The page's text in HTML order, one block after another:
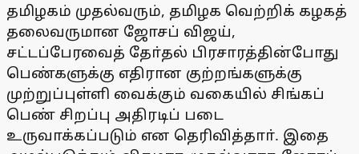
தமிழகம் முதல்வரும், தமிழக வெற்றிக் கழகத்
தலைவருமான ஜோசப் விஜய்,
சட்டப்பேரவைத் தோ்தல் பிரசாரத்தின்போது
பெண்களுக்கு எதிரான குற்றங்களுக்கு
முற்றுப்புள்ளி வைக்கும் வகையில் சிங்கப்
பெண் சிறப்பு அதிரடிப் படை
உருவாக்கப்படும் என தெரிவித்தாா். இதை